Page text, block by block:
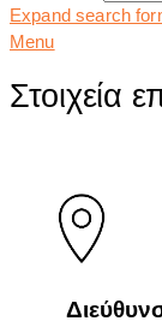
Expand search
Menu
Στοιχεία